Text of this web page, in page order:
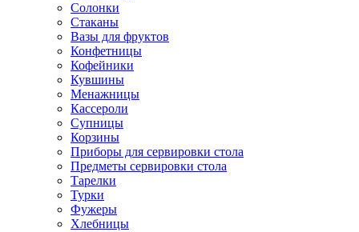
Солонки
Стаканы
Вазы для фруктов
Конфетницы
Кофейники
Кувшины
Менажницы
Кассероли
Супницы
Корзины
Приборы для сервировки стола
Предметы сервировки стола
Тарелки
Турки
Фужеры
Хлебницы